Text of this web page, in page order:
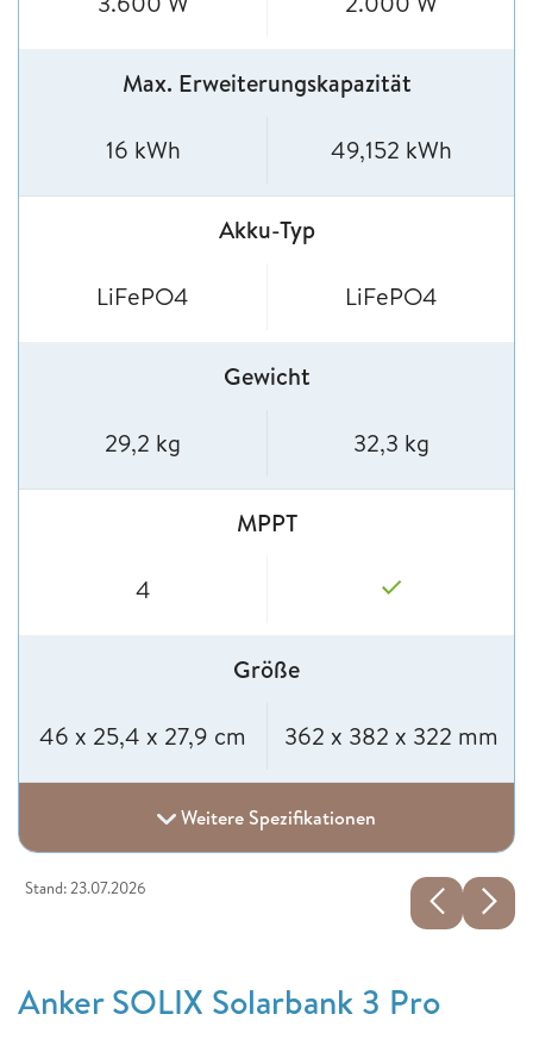
Max. Erweiterungskapazität
16 kWh 49,152 kWh
Akku-Typ
LiFePO4 LiFePO4
Gewicht
29,2 kg 32,3 kg
MPPT
4
Größe
46 x 25,4 x 27,9 cm 362 x 382 x 322 mm
Weitere Spezifikationen
Stand: 23.07.2026
Anker SOLIX Solarbank 3 Pro